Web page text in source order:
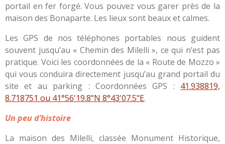
portail en fer forgé. Vous pouvez vous garer près de la
maison des Bonaparte. Les lieux sont beaux et calmes.
Les GPS de nos téléphones portables nous guident
souvent jusqu’au « Chemin des Milelli », ce qui n’est pas
pratique. Voici les coordonnées de la « Route de Mozzo »
qui vous conduira directement jusqu’au grand portail du
site et au parking : Coordonnées GPS : 41.938819,
8.718751 ou 41°56'19.8"N 8°43'07.5"E.
Un peu d’histoire
La maison des Milelli, classée Monument Historique,